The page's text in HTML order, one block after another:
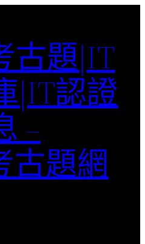
古題|IT
|IT認證
–
古題網